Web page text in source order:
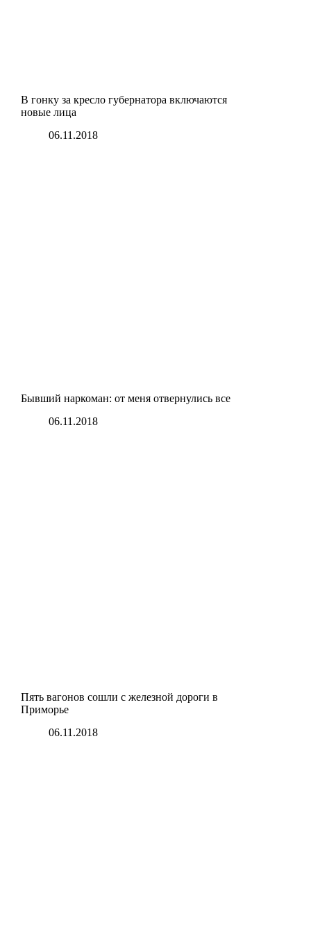
В гонку за кресло губернатора включаются
новые лица
06.11.2018
Бывший наркоман: от меня отвернулись все
06.11.2018
Пять вагонов сошли с железной дороги в
Приморье
06.11.2018